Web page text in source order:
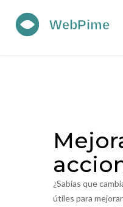
¿Sabías que
útiles para